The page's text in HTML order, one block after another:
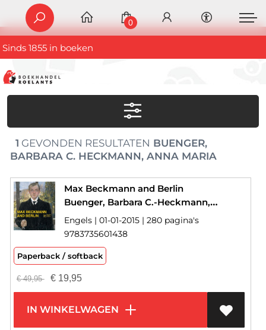
Sinds 1855 in boeken
0
1 GEVONDEN RESULTATEN BUENGER,
BARBARA C. HECKMANN, ANNA MARIA
Max Beckmann and Berlin
Buenger, Barbara C.-Heckmann, Anna Maria
Engels | 01-01-2015 | 280 pagina's
9783735601438
Paperback / softback
€49,95 €19,95
IN WINKELWAGEN